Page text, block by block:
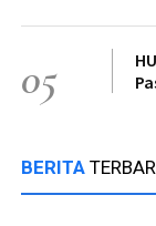
05
BERITA